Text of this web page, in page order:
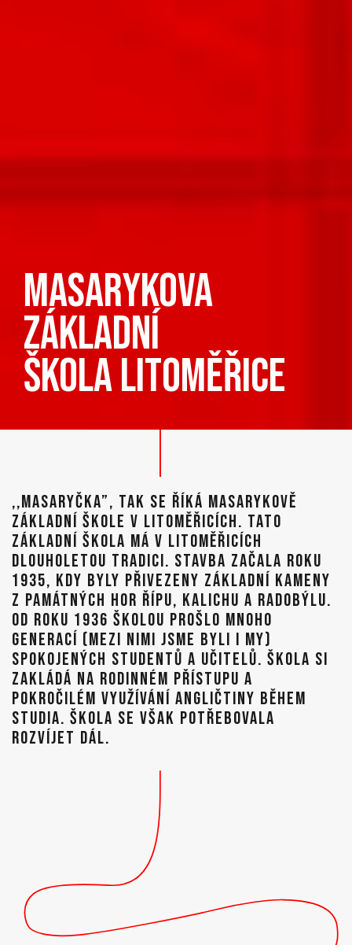
masarykova
základní
škola litoměřice
,,MASARYČKA”, TAK SE ŘÍKÁ MASARYKOVĚ
ZÁKLADNÍ ŠKOLE V LITOMĚŘICÍCH. TATO
ZÁKLADNÍ ŠKOLA MÁ V LITOMĚŘICÍCH
DLOUHOLETOU TRADICI. STAVBA ZAČALA ROKU
1935, KDY BYLY PŘIVEZENY ZÁKLADNÍ KAMENY
Z PAMÁTNÝCH HOR ŘÍPU, KALICHU A RADOBÝLU.
OD ROKU 1936 ŠKOLOU PROŠLO MNOHO
GENERACÍ (MEZI NIMI JSME BYLI I MY)
SPOKOJENÝCH STUDENTŮ A UČITELŮ. ŠKOLA SI
ZAKLÁDÁ NA RODINNÉM PŘÍSTUPU A
POKROČILÉM VYUŽÍVÁNÍ ANGLIČTINY BĚHEM
STUDIA. ŠKOLA SE VŠAK POTŘEBOVALA
ROZVÍJET DÁL.